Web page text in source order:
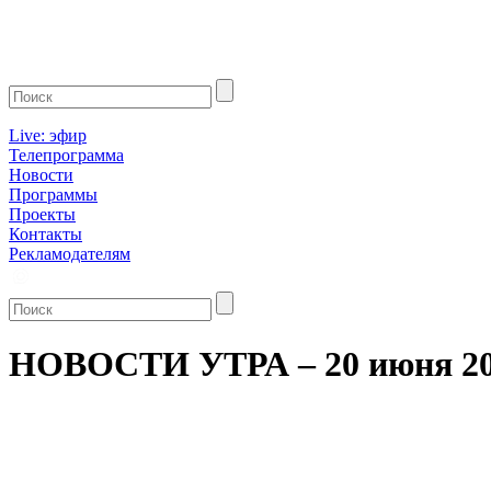
Live: эфир
Телепрограмма
Новости
Программы
Проекты
Контакты
Рекламодателям
НОВОСТИ УТРА – 20 июня